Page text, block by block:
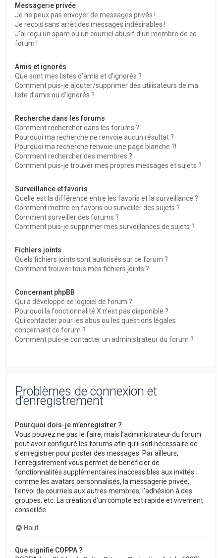
Messagerie privée
Je ne peux pas envoyer de messages privés !
Je reçois sans arrêt des messages indésirables !
J’ai reçu un spam ou un courriel abusif d’un membre de ce
forum !
Amis et ignorés
Que sont mes listes d’amis et d’ignorés ?
Comment puis-je ajouter/supprimer des utilisateurs de ma
liste d’amis ou d’ignorés ?
Recherche dans les forums
Comment rechercher dans les forums ?
Pourquoi ma recherche ne renvoie aucun résultat ?
Pourquoi ma recherche renvoie une page blanche ?!
Comment rechercher des membres ?
Comment puis-je trouver mes propres messages et sujets ?
Surveillance et favoris
Quelle est la différence entre les favoris et la surveillance ?
Comment mettre en favoris ou surveiller des sujets ?
Comment surveiller des forums ?
Comment puis-je supprimer mes surveillances de sujets ?
Fichiers joints
Quels fichiers joints sont autorisés sur ce forum ?
Comment trouver tous mes fichiers joints ?
Concernant phpBB
Qui a développé ce logiciel de forum ?
Pourquoi la fonctionnalité X n’est pas disponible ?
Qui contacter pour les abus ou les questions légales
concernant ce forum ?
Comment puis-je contacter un administrateur du forum ?
Problèmes de connexion et
d’enregistrement
Pourquoi dois-je m’enregistrer ?
Vous pouvez ne pas le faire, mais l’administrateur du forum
peut avoir configuré les forums afin qu’il soit nécessaire de
s’enregistrer pour poster des messages. Par ailleurs,
l’enregistrement vous permet de bénéficier de
fonctionnalités supplémentaires inaccessibles aux invités
comme les avatars personnalisés, la messagerie privée,
l’envoi de courriels aux autres membres, l’adhésion à des
groupes, etc. La création d’un compte est rapide et vivement
conseillée.
Haut
Que signifie COPPA ?